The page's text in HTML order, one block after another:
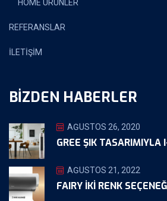
HOME ÜRÜNLER
REFERANSLAR
İLETİŞİM
BIZDEN HABERLER
AĞUSTOS 26, 2020
GREE ŞIK TASARIMIYLA
AĞUSTOS 21, 2022
FAIRY İKİ RENK